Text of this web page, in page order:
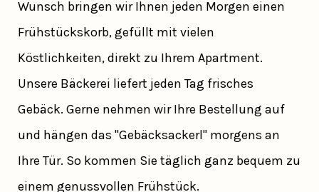
Wunsch bringen wir Ihnen jeden Morgen einen
Frühstückskorb, gefüllt mit vielen
Köstlichkeiten, direkt zu Ihrem Apartment.
Unsere Bäckerei liefert jeden Tag frisches
Gebäck. Gerne nehmen wir Ihre Bestellung auf
und hängen das "Gebäcksackerl" morgens an
Ihre Tür. So kommen Sie täglich ganz bequem zu
einem genussvollen Frühstück.